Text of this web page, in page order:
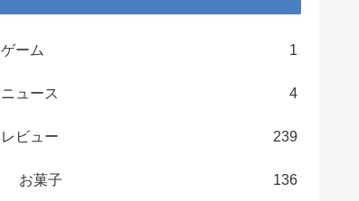
ゲーム 1
ニュース 4
レビュー 239
お菓子 136